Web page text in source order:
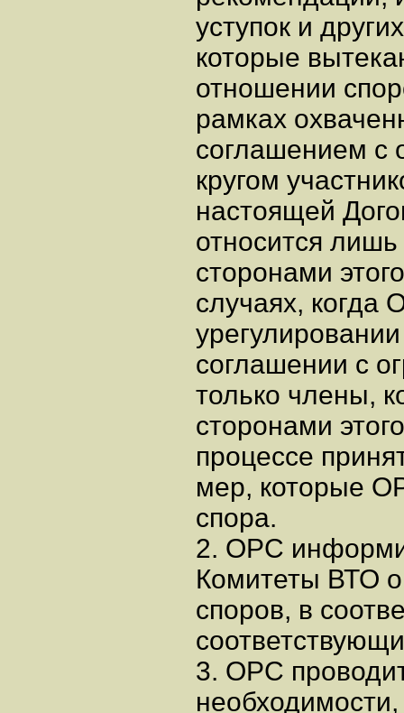
уступок и
которые
отношении
рамках
соглашением с
кругом
настоящей
относится
сторонами
случаях, когда
соглашении с
только члены,
сторонами
процессе
мер, которые
спора.
2. ОРС
Комитеты ВТО
споров, в
3. ОРС